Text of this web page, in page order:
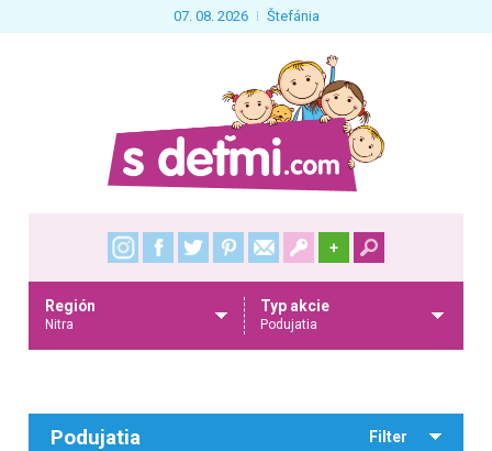
07. 08. 2026 Štefánia
+
Región
Nitra
Typ akcie
Podujatia
Podujatia Filter